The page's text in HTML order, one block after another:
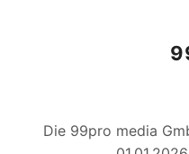
Die 99pro media